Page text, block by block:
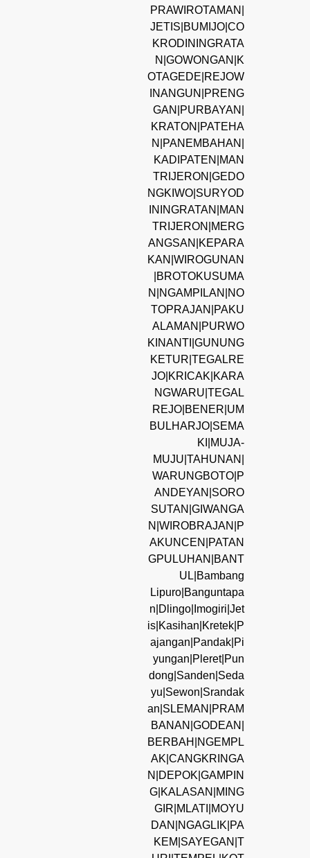
PRAWIROTAMAN|
JETIS|BUMIJO|CO
KRODININGRATA
N|GOWONGAN|K
OTAGEDE|REJOW
INANGUN|PRENG
GAN|PURBAYAN|
KRATON|PATEHA
N|PANEMBAHAN|
KADIPATEN|MAN
TRIJERON|GEDO
NGKIWO|SURYOD
ININGRATAN|MAN
TRIJERON|MERG
ANGSAN|KEPARA
KAN|WIROGUNAN
|BROTOKUSUMA
N|NGAMPILAN|NO
TOPRAJAN|PAKU
ALAMAN|PURWO
KINANTI|GUNUNG
KETUR|TEGALRE
JO|KRICAK|KARA
NGWARU|TEGAL
REJO|BENER|UM
BULHARJO|SEMA
KI|MUJA-
MUJU|TAHUNAN|
WARUNGBOTO|P
ANDEYAN|SORO
SUTAN|GIWANGA
N|WIROBRAJAN|P
AKUNCEN|PATAN
GPULUHAN|BANT
UL|Bambang
Lipuro|Banguntapa
n|Dlingo|Imogiri|Jet
is|Kasihan|Kretek|P
ajangan|Pandak|Pi
yungan|Pleret|Pun
dong|Sanden|Seda
yu|Sewon|Srandak
an|SLEMAN|PRAM
BANAN|GODEAN|
BERBAH|NGEMPL
AK|CANGKRINGA
N|DEPOK|GAMPIN
G|KALASAN|MING
GIR|MLATI|MOYU
DAN|NGAGLIK|PA
KEM|SAYEGAN|T